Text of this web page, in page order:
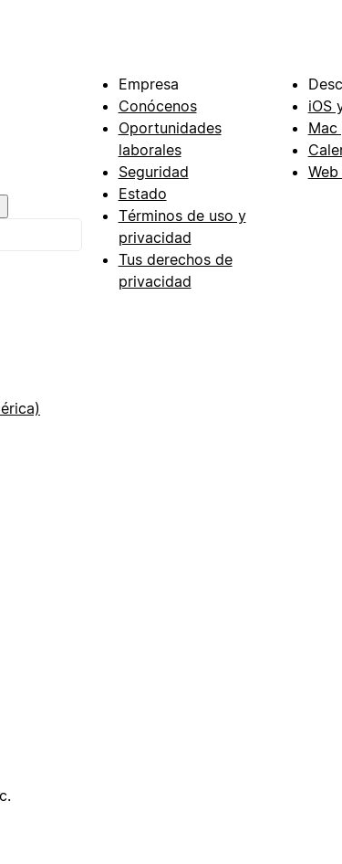
Empresa
Conócenos
Oportunidades
laborales
Seguridad
Estado
Términos de uso y
privacidad
Tus derechos de
privacidad
iOS
Mac